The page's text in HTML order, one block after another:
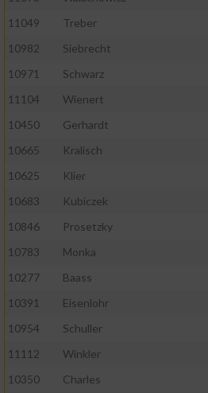
11049
Treber
10982
Siebrecht
10971
Schwarz
11104
Wienert
10450
Gerhardt
10665
Kralisch
10625
Klier
10683
Kubiczek
10846
Prosetzky
10783
Monka
10277
Baass
10391
Eisenlohr
10954
Schuller
11112
Winkler
10350
Charles